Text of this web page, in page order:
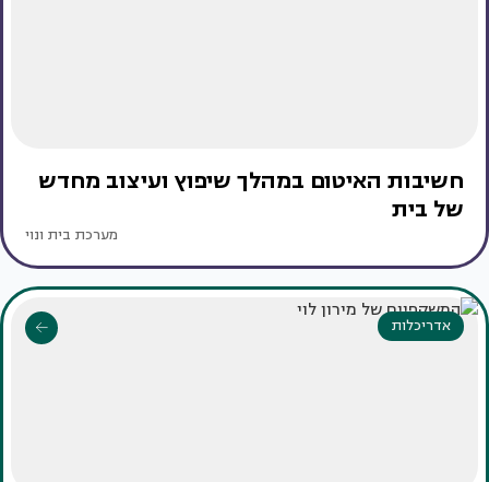
חשיבות האיטום במהלך שיפוץ ועיצוב מחדש
של בית
מערכת בית ונוי
אדריכלות